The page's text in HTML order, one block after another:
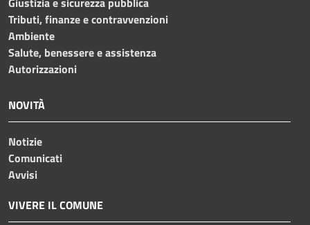
Tributi, finanze e contravvenzioni
Ambiente
Salute, benessere e assistenza
Autorizzazioni
NOVITÀ
Notizie
Comunicati
Avvisi
VIVERE IL COMUNE